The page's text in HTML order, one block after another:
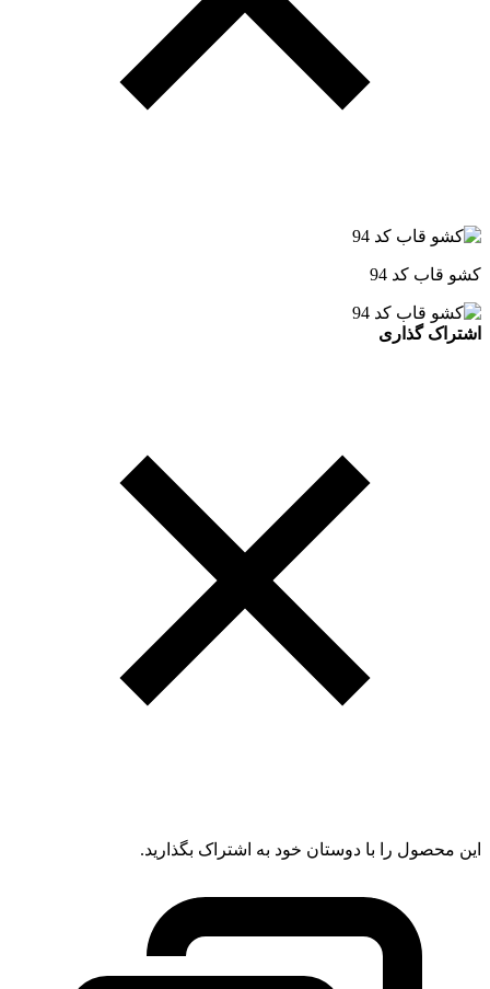
کشو قاب کد 94
اشتراک گذاری
این محصول را با دوستان خود به اشتراک بگذارید.